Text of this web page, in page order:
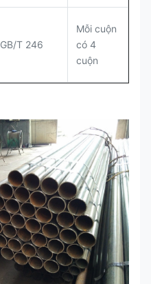
GB/T 246
Mỗi cuộn
có 4
cuộn